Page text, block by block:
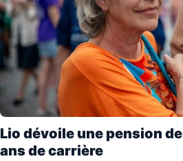
Lio dévoile une pension
ans de carrière